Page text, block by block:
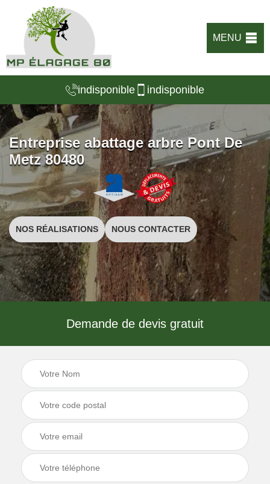
MENU
indisponible indisponible
Entreprise abattage arbre Pont De
Metz 80480
NOS RÉALISATIONS NOUS CONTACTER
Demande de devis gratuit